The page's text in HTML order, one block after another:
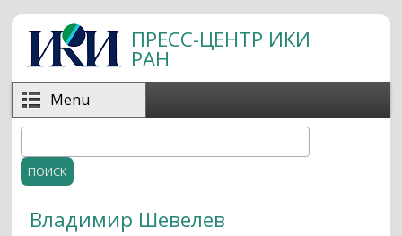
Перейти к основному содержанию
ПРЕСС-ЦЕНТР ИКИ
РАН
Menu
Форма поиска
Владимир Шевелев